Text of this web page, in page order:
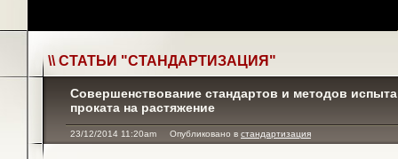
\\ СТАТЬИ "СТАНДАРТИЗАЦИЯ"
Совершенствование стандартов и методов
проката на растяжение
23/12/2014 11:20am Опубликовано в стандартизация